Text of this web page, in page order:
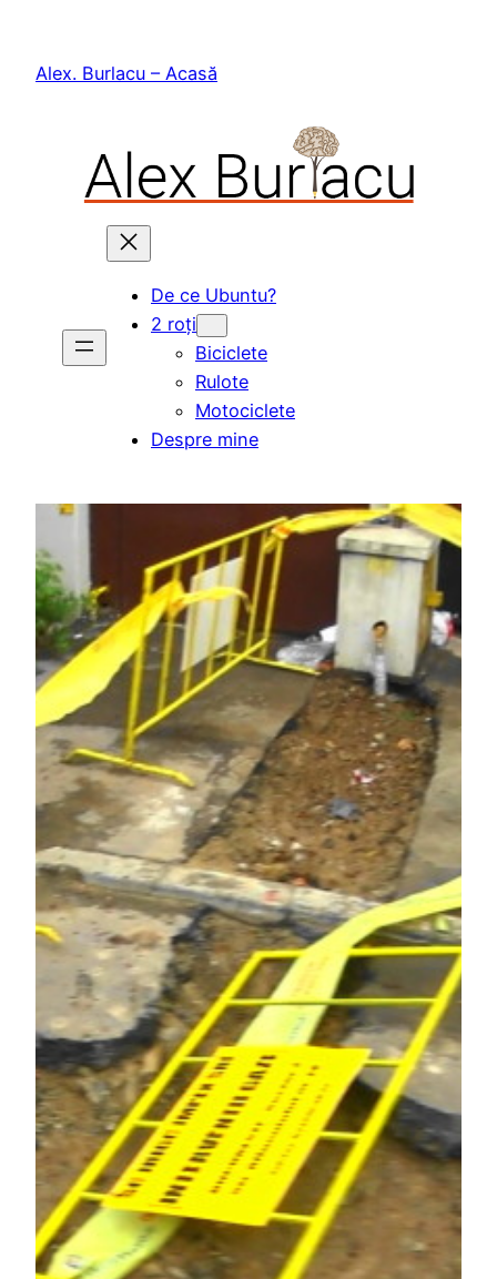
content
Alex. Burlacu – Acasă
De ce Ubuntu?
2 roți
Biciclete
Rulote
Motociclete
Despre mine